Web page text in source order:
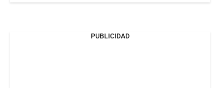
PUBLICIDAD